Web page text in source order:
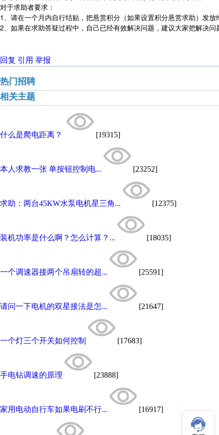
对于求助者要求：
1、请在一个月内自行结贴，把悬赏积分（如果设置积分悬赏求助）发放
2、如果在求助答疑过程中，自己已经有效解决问题，建议大家把解决
回复 引用 举报
热门招聘
相关主题
什么是爬电距离？ [19315]
本人求教一张 单按钮控制电... [23252]
求助：两台45KW水泵电机星三角... [12375]
装机功率是什么啊？怎么计算？... [18035]
一个调速器接两个吊扇转的超... [25591]
请问一下电机的双星接法是怎... [21647]
一个灯三个开关如何控制 [17683]
手电钻调速的原理 [23888]
家用电动自行车如果电刷不行... [16917]